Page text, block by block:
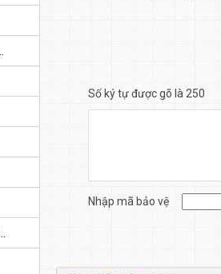
Số ký tự được gõ là 250
Nhập mã bảo vệ